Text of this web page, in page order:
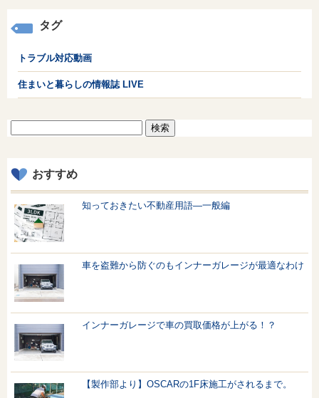
タグ
トラブル対応動画
住まいと暮らしの情報誌 LIVE
おすすめ
知っておきたい不動産用語—一般編
車を盗難から防ぐのもインナーガレージが最適なわけ
インナーガレージで車の買取価格が上がる！？
【製作部より】OSCARの1F床施工がされるまで。